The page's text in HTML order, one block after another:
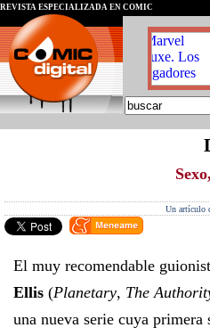
REVISTA ESPECIALIZADA EN CÓMIC
Un artículo
El muy recomendable
Ellis (Planetary, The
una nueva serie cuya primera